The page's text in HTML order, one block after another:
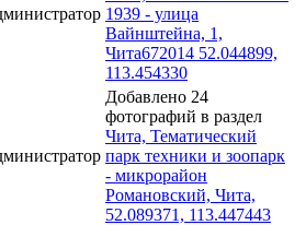
1939 - улица
Вайнштейна, 1,
Чита672014 52.044899,
113.454330
Добавлено 24
фотографий в раздел
Чита, Тематический
парк техники и зоопарк
- микрорайон
Романовский, Чита,
52.089371, 113.447443